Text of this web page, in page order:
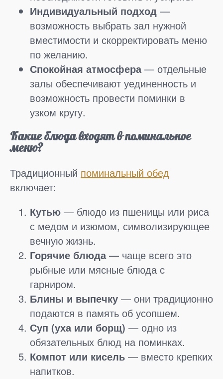
Индивидуальный подход —
возможность выбрать зал нужной
вместимости и скорректировать меню
по желанию.
Спокойная атмосфера— отдельные
залы обеспечивают уединенность и
возможность провести поминки в
узком кругу.
Какие блюда входят в поминальное
меню?
Традиционный поминальный обед
включает:
Кутью — блюдо из пшеницы или риса
с медом и изюмом, символизирующее
вечную жизнь.
Горячие блюда— чаще всего это
рыбные или мясные блюда с
гарниром.
Блины и выпечку — они традиционно
подаются в память об усопшем.
Суп (уха или борщ) — одно из
обязательных блюд на поминках.
Компот или кисель — вместо крепких
напитков.